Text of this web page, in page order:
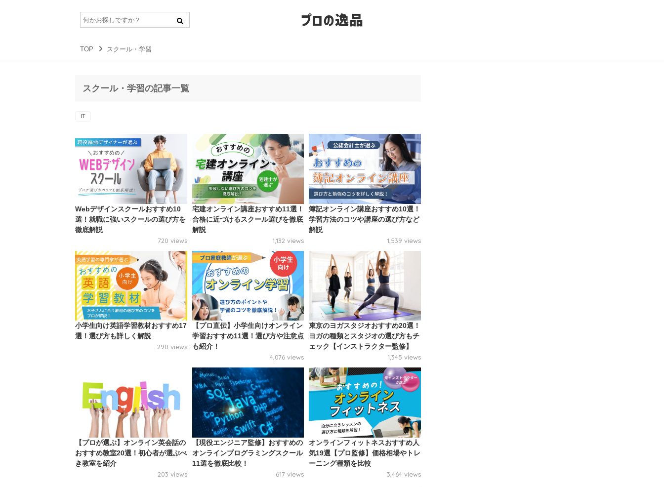
プロの逸品
TOP スクール・学習
スクール・学習の記事一覧
IT
Webデザインスクールおすすめ10
選！就職に強いスクールの選び方を
徹底解説
720 views
宅建オンライン講座おすすめ11選！
合格に近づけるスクール選びを徹底
解説
1,132 views
簿記オンライン講座おすすめ10選！
学習方法のコツや講座の選び方など
解説
1,539 views
小学生向け英語学習教材おすすめ17
選！選び方も詳しく解説
290 views
【プロ直伝】小学生向けオンライン
学習おすすめ11選！選び方や注意点
も紹介！
4,076 views
東京のヨガスタジオおすすめ20選！
ヨガの種類とスタジオの選び方もチ
ェック【インストラクター監修】
1,345 views
【プロが選ぶ】オンライン英会話の
おすすめ教室20選！初心者が選ぶべ
き教室を紹介
203 views
【現役エンジニア監修】おすすめの
オンラインプログラミングスクール
11選を徹底比較！
617 views
オンラインフィットネスおすすめ人
気19選【プロ監修】価格相場やトレ
ーニング種類を比較
3,464 views